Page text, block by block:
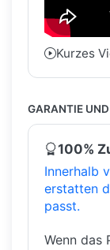
Kurzes
GARANTIE
100%
Innerhalb
erstatten
passt.
Wenn das